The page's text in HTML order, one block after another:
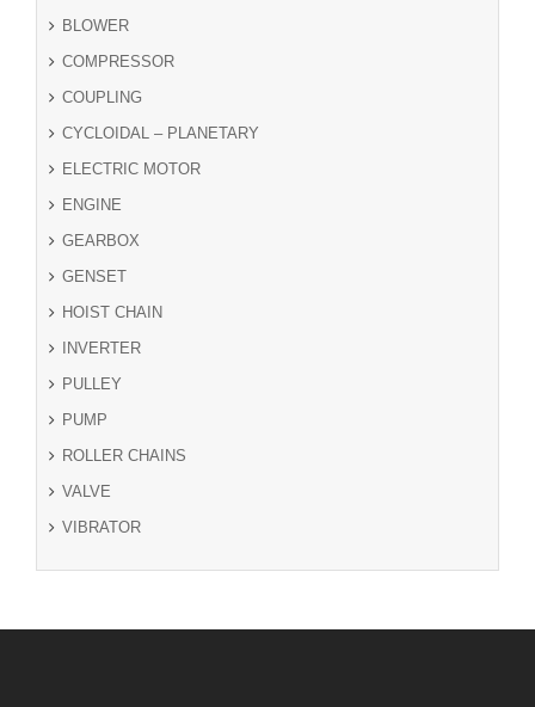
BLOWER
COMPRESSOR
COUPLING
CYCLOIDAL – PLANETARY
ELECTRIC MOTOR
ENGINE
GEARBOX
GENSET
HOIST CHAIN
INVERTER
PULLEY
PUMP
ROLLER CHAINS
VALVE
VIBRATOR